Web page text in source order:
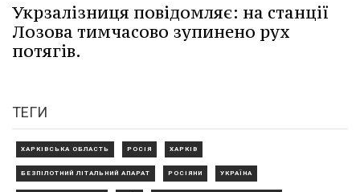
Укрзалізниця повідомляє: на станції
Лозова тимчасово зупинено рух
потягів.
ТЕГИ
ХАРКІВСЬКА ОБЛАСТЬ РОСІЯ ХАРКІВ
БЕЗПІЛОТНИЙ ЛІТАЛЬНИЙ АПАРАТ РОСІЯНИ УКРАЇНА